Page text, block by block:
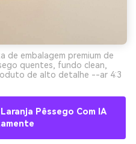
embalagem premium de
quentes, fundo clean,
de alto detalhe --ar 4:3
Pêssego Com IA